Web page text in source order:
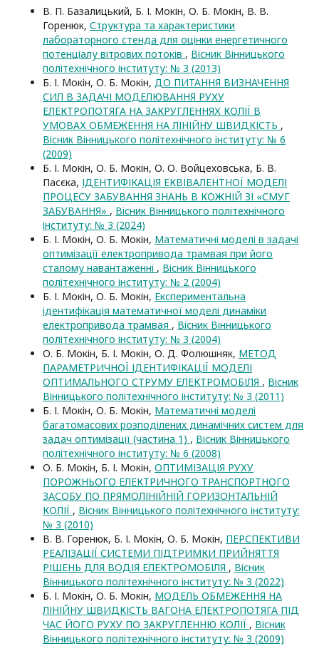
В. П. Базалицький, Б. І. Мокін, О. Б. Мокін, В. В.
Горенюк, Структура та характеристики
лабораторного стенда для оцінки енергетичного
потенціалу вітрових потоків , Вісник Вінницького
політехнічного інституту: № 3 (2013)
Б. І. Мокін, О. Б. Мокін, ДО ПИТАННЯ ВИЗНАЧЕННЯ
СИЛ В ЗАДАЧІ МОДЕЛЮВАННЯ РУХУ
ЕЛЕКТРОПОТЯГА НА ЗАКРУГЛЕННЯХ КОЛІЇ В
УМОВАХ ОБМЕЖЕННЯ НА ЛІНІЙНУ ШВИДКІСТЬ ,
Вісник Вінницького політехнічного інституту: № 6
(2009)
Б. І. Мокін, О. Б. Мокін, О. О. Войцеховська, Б. В.
Пасєка, ІДЕНТИФІКАЦІЯ ЕКВІВАЛЕНТНОЇ МОДЕЛІ
ПРОЦЕСУ ЗАБУВАННЯ ЗНАНЬ В КОЖНІЙ ЗІ «СМУГ
ЗАБУВАННЯ» , Вісник Вінницького політехнічного
інституту: № 3 (2024)
Б. І. Мокін, О. Б. Мокін, Математичні моделі в задачі
оптимізації електропривода трамвая при його
сталому навантаженні , Вісник Вінницького
політехнічного інституту: № 2 (2004)
Б. І. Мокін, О. Б. Мокін, Експериментальна
ідентифікація математичної моделі динаміки
електропривода трамвая , Вісник Вінницького
політехнічного інституту: № 3 (2004)
О. Б. Мокін, Б. І. Мокін, О. Д. Фолюшняк, МЕТОД
ПАРАМЕТРИЧНОЇ ІДЕНТИФІКАЦІЇ МОДЕЛІ
ОПТИМАЛЬНОГО СТРУМУ ЕЛЕКТРОМОБІЛЯ , Вісник
Вінницького політехнічного інституту: № 3 (2011)
Б. І. Мокін, О. Б. Мокін, Математичні моделі
багатомасових розподілених динамічних систем для
задач оптимізації (частина 1) , Вісник Вінницького
політехнічного інституту: № 6 (2008)
О. Б. Мокін, Б. І. Мокін, ОПТИМІЗАЦІЯ РУХУ
ПОРОЖНЬОГО ЕЛЕКТРИЧНОГО ТРАНСПОРТНОГО
ЗАСОБУ ПО ПРЯМОЛІНІЙНІЙ ГОРИЗОНТАЛЬНІЙ
КОЛІЇ , Вісник Вінницького політехнічного інституту:
№ 3 (2010)
В. В. Горенюк, Б. І. Мокін, О. Б. Мокін, ПЕРСПЕКТИВИ
РЕАЛІЗАЦІЇ СИСТЕМИ ПІДТРИМКИ ПРИЙНЯТТЯ
РІШЕНЬ ДЛЯ ВОДІЯ ЕЛЕКТРОМОБІЛЯ , Вісник
Вінницького політехнічного інституту: № 3 (2022)
Б. І. Мокін, О. Б. Мокін, МОДЕЛЬ ОБМЕЖЕННЯ НА
ЛІНІЙНУ ШВИДКІСТЬ ВАГОНА ЕЛЕКТРОПОТЯГА ПІД
ЧАС ЙОГО РУХУ ПО ЗАКРУГЛЕННЮ КОЛІЇ , Вісник
Вінницького політехнічного інституту: № 3 (2009)